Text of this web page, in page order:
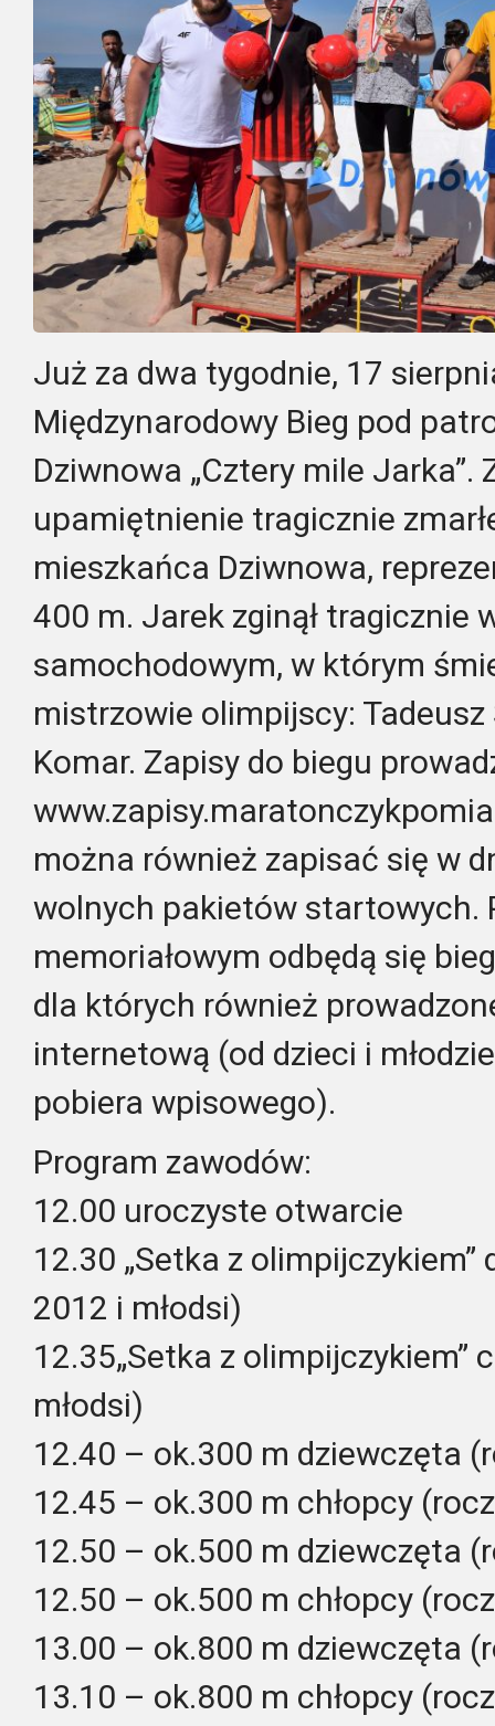
Już za dwa tygodnie, 17
Międzynarodowy Bieg pod
Dziwnowa „Cztery mile
upamiętnienie tragicznie
mieszkańca Dziwnowa,
400 m. Jarek zginął tragicznie
samochodowym, w którym
mistrzowie olimpijscy: Tadeusz
Komar. Zapisy do biegu
można również zapisać się w
wolnych pakietów startowych.
memoriałowym odbędą się
dla których również
internetową (od dzieci i
pobiera wpisowego).
Program zawodów:
12.00 uroczyste otwarcie
12.30 „Setka z
2012 i młodsi)
12.35„Setka z olimpijczykiem”
młodsi)
12.40 – ok.300 m dziewczęta
12.45 – ok.300 m chłopcy
12.50 – ok.500 m dziewczęta
12.50 – ok.500 m chłopcy
13.00 – ok.800 m dziewczęta
13.10 – ok.800 m chłopcy